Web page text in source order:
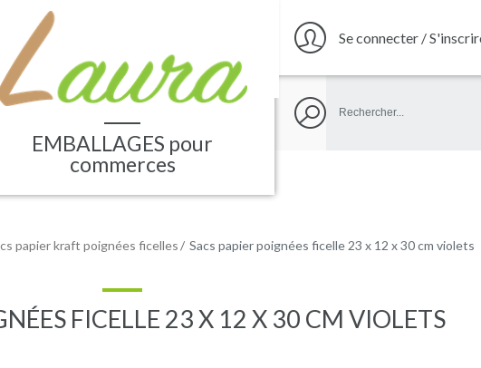
EMBALLAGES pour
commerces
Se connecter /
sur
le
papier kraft poignées ficelles Sacs papier poignées ficelle 23 x 12 x 30 cm violets
FICELLE 23 X 12 X 30 CM VIOLETS